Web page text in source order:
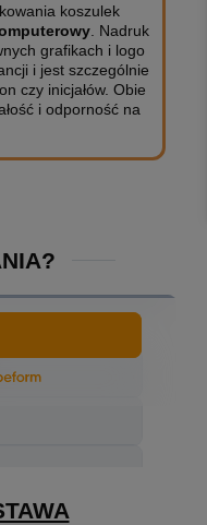
koszulek
. Nadruk
grafikach i logo
i jest szczególnie
czy inicjałów. Obie
i odporność na